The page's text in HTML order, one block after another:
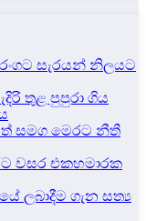
සැරයන් නිලයට
තුළ පුපුරා ගිය
සමග මෙරට නීතී
වසර එකහමාරක
ලබාදීම ගැන සත්‍ය